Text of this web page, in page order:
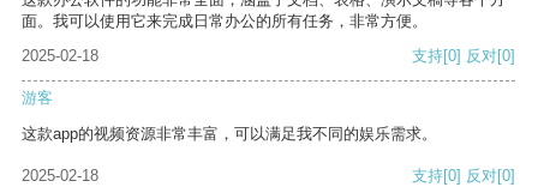
面。我可以使用它来完成日常办公的所有任务，非常方便。
2025-02-18
支持[0] 反对[0]
游客
这款app的视频资源非常丰富，可以满足我不同的娱乐需求。
2025-02-18 支持[0] 反对[0]